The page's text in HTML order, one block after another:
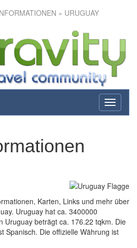
» URUGUAY
toggle
Karten, Links und mehr über
Uruguay hat ca. 3400000
Uruguay beträgt ca. 176.22 tqkm. Die
Spanisch. Die offizielle Währung ist